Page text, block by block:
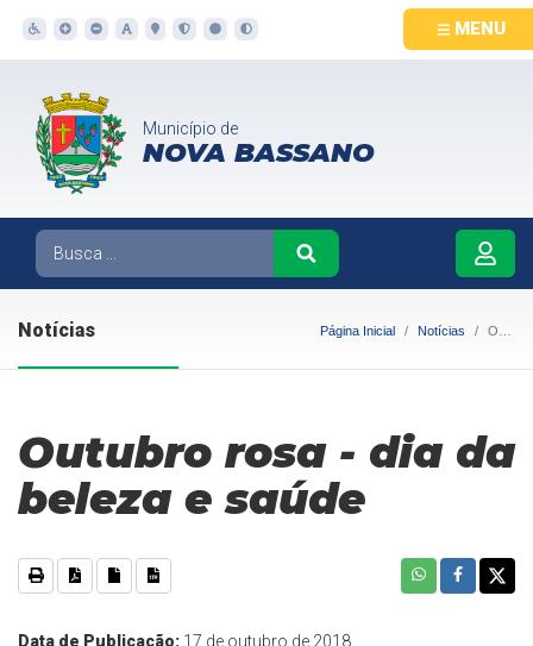
MENU
Município de
NOVA BASSANO
Notícias Página Inicial Notícias Outubro rosa - dia da beleza e saúde
Outubro rosa - dia da
beleza e saúde
Data de Publicação: 17 de outubro de 2018